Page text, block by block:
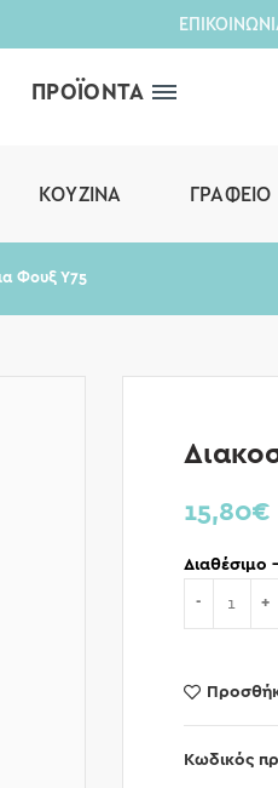
ΠΡΟΪΟΝΤΑ
ΚΟΥΖΊΝΑ ΓΡΑΦΕΊΟ
Φουξ Υ75
15,80€
Διαθέσιμο
Κωδικός